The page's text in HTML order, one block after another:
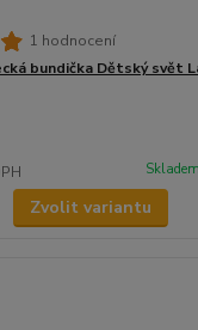
1 hodnocení
bundička Dětský svět
Zvolit variantu